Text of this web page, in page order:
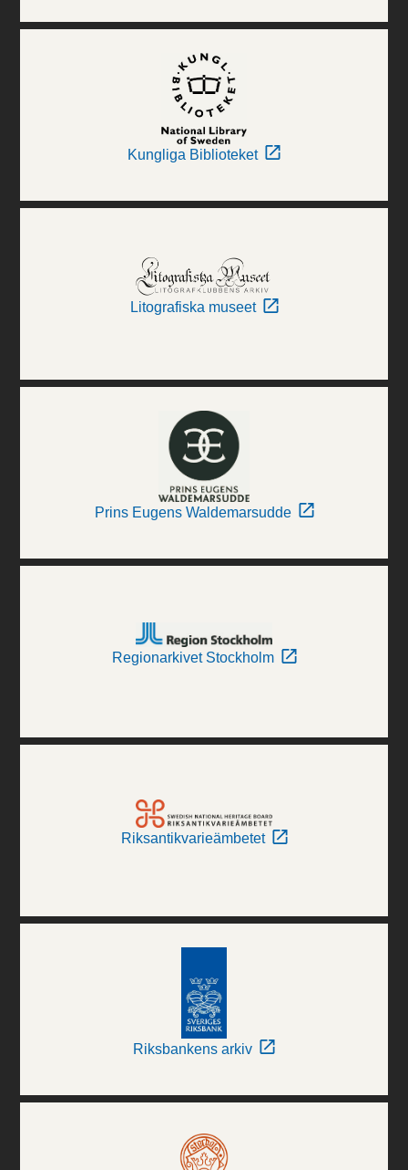
Kungliga Biblioteket
Litografiska museet
Prins Eugens Waldemarsudde
Regionarkivet Stockholm
Riksantikvarieämbetet
Riksbankens arkiv